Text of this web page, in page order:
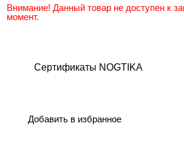
Внимание! Данный товар не доступен к
момент.
Сертификаты NOGTIKA
Добавить в избранное